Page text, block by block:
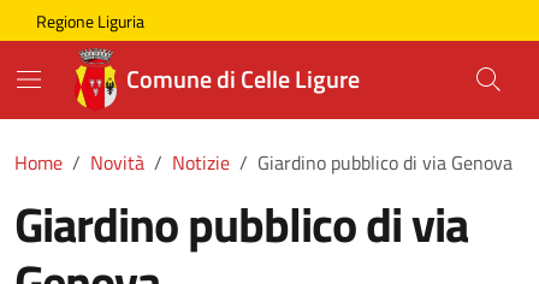
Skip to main content
Comune di Celle Ligure
Regione Liguria
Comune di Celle Ligure
Home Novità Notizie Giardino pubblico di via Genova
Giardino pubblico di via